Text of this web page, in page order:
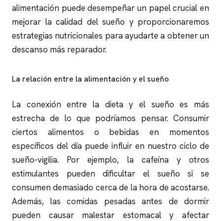
alimentación puede desempeñar un papel crucial en
mejorar la calidad del sueño y proporcionaremos
estrategias nutricionales para ayudarte a obtener un
descanso más reparador.
La relación entre la alimentación y el sueño
La conexión entre la dieta y el sueño es más
estrecha de lo que podríamos pensar. Consumir
ciertos alimentos o bebidas en momentos
específicos del día puede influir en nuestro ciclo de
sueño-vigilia. Por ejemplo, la cafeína y otros
estimulantes pueden dificultar el sueño si se
consumen demasiado cerca de la hora de acostarse.
Además, las comidas pesadas antes de dormir
pueden causar malestar estomacal y afectar